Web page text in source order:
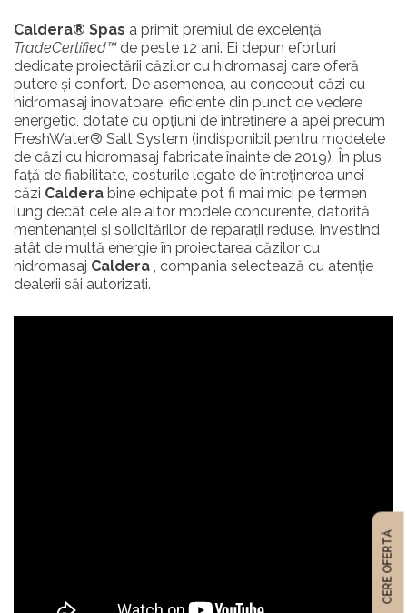
Caldera® Spas a primit premiul de excelență
TradeCertified™de peste 12 ani. Ei depun eforturi
dedicate proiectării căzilor cu hidromasaj care oferă
putere și confort. De asemenea, au conceput căzi cu
hidromasaj inovatoare, eficiente din punct de vedere
energetic, dotate cu opțiuni de întreținere a apei precum
FreshWater® Salt System (indisponibil pentru modelele
de căzi cu hidromasaj fabricate înainte de 2019). În plus
față de fiabilitate, costurile legate de întreținerea unei
căzi Caldera bine echipate pot fi mai mici pe termen
lung decât cele ale altor modele concurente, datorită
mentenanței și solicitărilor de reparații reduse. Investind
atât de multă energie în proiectarea căzilor cu
hidromasaj Caldera , compania selectează cu atenție
dealerii săi autorizați.
CERE OFERTĂ